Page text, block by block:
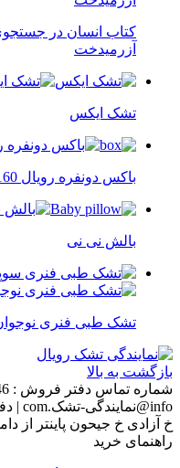
کتاب انسان در
آزرمیدخت
تشک ایکس
باکس دونفره رویال 160
بالش نی نی
تشک طبی فنری نوجوان
بازگشت به بالا
شماره تماس دفتر فروش :
info@نمایندگی-تشک.com
|
خ آزادی خ جیحون پاینتر از
راهنمای خرید